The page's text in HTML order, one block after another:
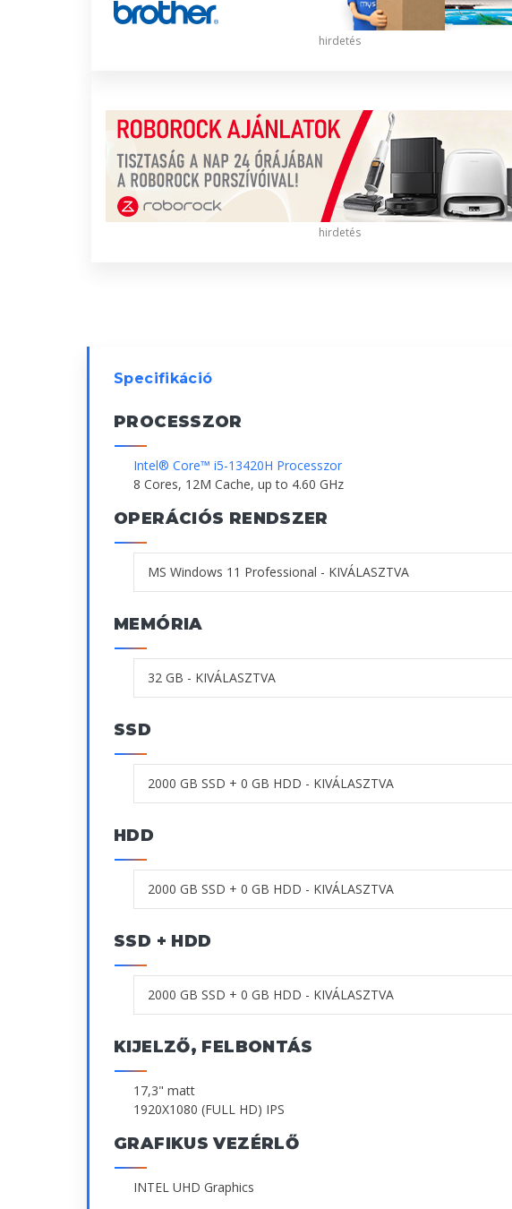
hirdetés
hirdetés
Specifikáció
PROCESSZOR
Intel® Core™ i5-13420H Processzor
8 Cores, 12M Cache, up to 4.60 GHz
OPERÁCIÓS RENDSZER
MEMÓRIA
SSD
HDD
SSD + HDD
KIJELZŐ, FELBONTÁS
17,3" matt
1920X1080 (FULL HD) IPS
GRAFIKUS VEZÉRLŐ
INTEL UHD Graphics